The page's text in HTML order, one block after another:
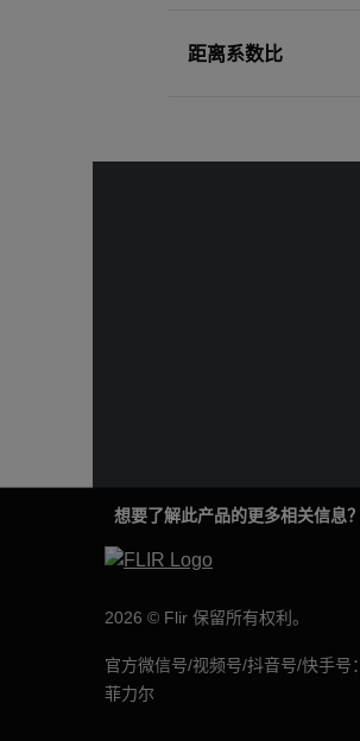
距离系数比
想要了解此产品的更多相关信息？
2026 © Flir 保留所有权利。
官方微信号/视频号/抖音号/快手号：
菲力尔